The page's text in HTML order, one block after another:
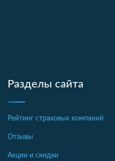
Разделы сайта
Рейтинг страховых компаний
Отзывы
Акции и скидки